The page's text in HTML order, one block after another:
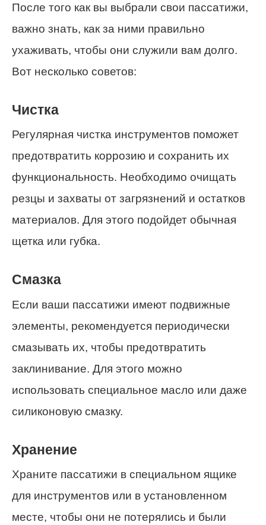
После того как вы выбрали свои пассатижи,
важно знать, как за ними правильно
ухаживать, чтобы они служили вам долго.
Вот несколько советов:
Чистка
Регулярная чистка инструментов поможет
предотвратить коррозию и сохранить их
функциональность. Необходимо очищать
резцы и захваты от загрязнений и остатков
материалов. Для этого подойдет обычная
щетка или губка.
Смазка
Если ваши пассатижи имеют подвижные
элементы, рекомендуется периодически
смазывать их, чтобы предотвратить
заклинивание. Для этого можно
использовать специальное масло или даже
силиконовую смазку.
Хранение
Храните пассатижи в специальном ящике
для инструментов или в установленном
месте, чтобы они не потерялись и были